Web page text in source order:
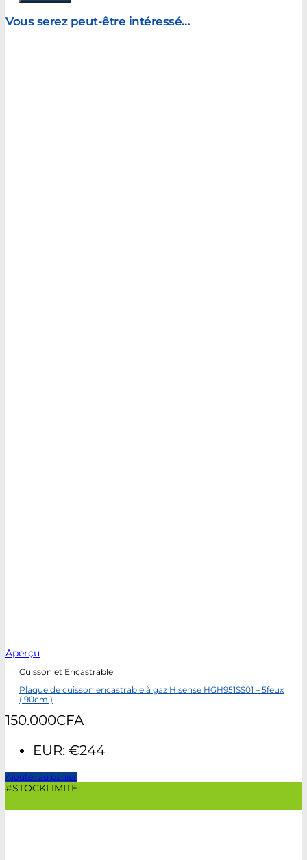
Vous serez peut-être intéressé…
Aperçu
Cuisson et Encastrable
Plaque de cuisson encastrable à gaz Hisense HGH951SS01 – 5feux
( 90cm )
150.000CFA
EUR: €244
Ajouter au panier
#STOCKLIMITE